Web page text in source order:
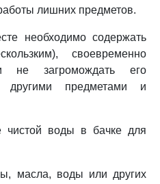
лишних предметов.
необходимо содержать
своевременно
не загромождать его
другими предметами и
чистой воды в бачке для
масла, воды или других